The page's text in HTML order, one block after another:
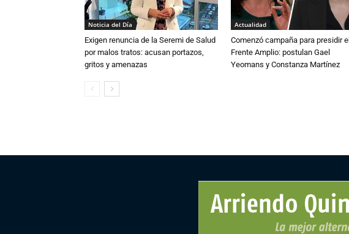
Noticia del Día
Exigen renuncia de la Seremi de Salud
por malos tratos: acusan portazos,
gritos y amenazas
Actualidad
Comenzó campaña para presidir el
Frente Amplio: postulan Gael
Yeomans y Constanza Martínez